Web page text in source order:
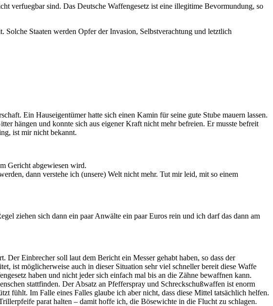
verfuegbar sind. Das Deutsche Waffengesetz ist eine illegitime Bevormundung, so
Solche Staaten werden Opfer der Invasion, Selbstverachtung und letztlich
Ein Hauseigentümer hatte sich einen Kamin für seine gute Stube mauern lassen.
hängen und konnte sich aus eigener Kraft nicht mehr befreien. Er musste befreit
ist mir nicht bekannt.
Gericht abgewiesen wird.
dann verstehe ich (unsere) Welt nicht mehr. Tut mir leid, mit so einem
ziehen sich dann ein paar Anwälte ein paar Euros rein und ich darf das dann am
Einbrecher soll laut dem Bericht ein Messer gehabt haben, so dass der
ist möglicherweise auch in dieser Situation sehr viel schneller bereit diese Waffe
haben und nicht jeder sich einfach mal bis an die Zähne bewaffnen kann.
stattfinden. Der Absatz an Pfefferspray und Schreckschußwaffen ist enorm
fühlt. Im Falle eines Falles glaube ich aber nicht, dass diese Mittel tatsächlich helfen.
parat halten – damit hoffe ich, die Bösewichte in die Flucht zu schlagen.